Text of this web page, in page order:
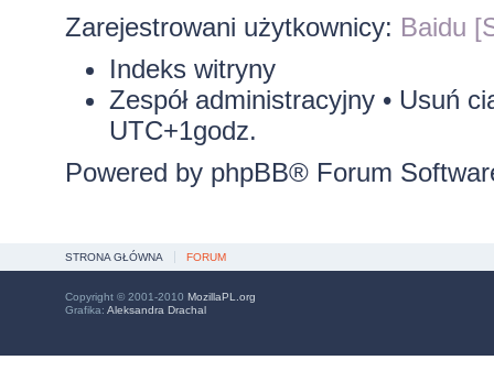
Zarejestrowani użytkownicy: Baidu
Indeks witryny
Zespół administracyjny• Usuń
UTC+1godz.
Powered by phpBB® Forum
STRONA GŁÓWNA FORUM
Copyright © 2001-2010 MozillaPL.org
Grafika: Aleksandra Drachal